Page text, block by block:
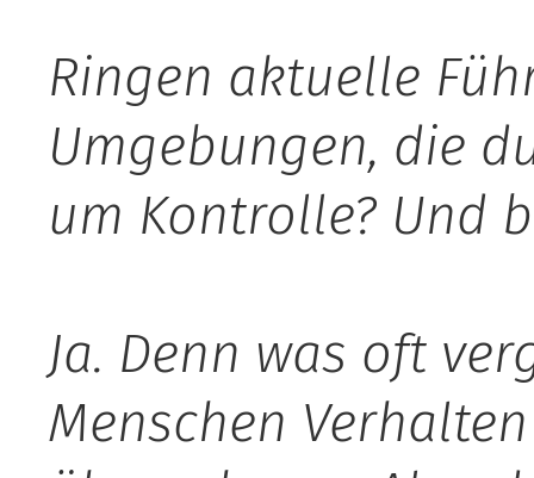
Ringen aktuelle
Umgebungen, die
um Kontrolle? Und
Ja. Denn was oft
Menschen